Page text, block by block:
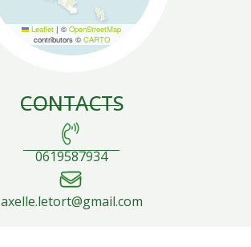
Leaflet | ©OpenStreetMap
contributors © CARTO
CONTACTS
0619587934
axelle.letort@gmail.com